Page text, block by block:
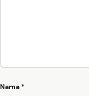
Nama *